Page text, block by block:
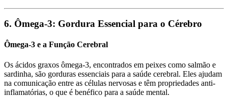
6. Ômega-3: Gordura Essencial para o Cérebro
Ômega-3 e a Função Cerebral
Os ácidos graxos ômega-3, encontrados em peixes como salmão e
sardinha, são gorduras essenciais para a saúde cerebral. Eles ajudam
na comunicação entre as células nervosas e têm propriedades anti-
inflamatórias, o que é benéfico para a saúde mental.